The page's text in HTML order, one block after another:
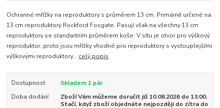
Ochranné mřížky na reproduktory s průměrem 13 cm. Primárně určené na
13 cm reproduktory Rockford Fosgate. Pasují však na všechny 13 cm
reproduktory se standartním průměrem koše. V sítu je otvor pro výškový
reproduktor, proto jsou mřížky vhodné pro reproduktory s vystouplejšími
výškovými reproduktory... celý popis
Dostupnost
Skladem 1 pár
Doba dodání
Zboží Vám můžeme doručit již 10.08.2026 do 13:00.
Stačí, když zboží objednáte nejpozději do zítra do